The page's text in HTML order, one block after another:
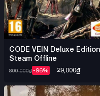
DRAGON BALL
quyền để đảm bảo nhận
trợ kỹ thuật tốt nhất.
CODE VEIN Deluxe
Steam Offline
800,000₫-96% 29,000₫